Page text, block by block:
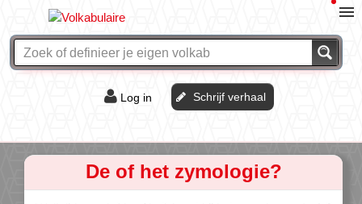
Log in Schrijf verhaal
Vraag & antwoord
De of het zymologie?